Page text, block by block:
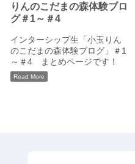
りんのこだまの森体験ブロ
グ＃1～＃4
インターシップ生「小玉りん
のこだまの森体験ブログ」＃1
～＃4 まとめページです！
Read More